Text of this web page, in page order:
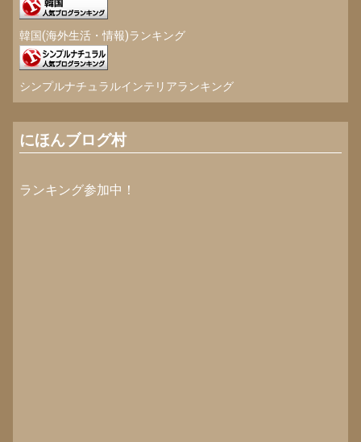
韓国(海外生活・情報)ランキング
シンプルナチュラルインテリアランキング
にほんブログ村
ランキング参加中！